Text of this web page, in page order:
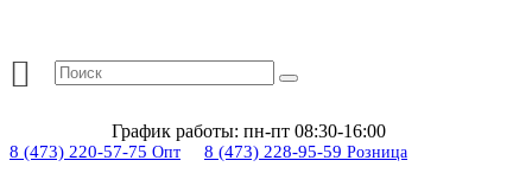
График работы: пн-пт 08:30-16:00
8 (473) 220-57-75 Опт 8 (473) 228-95-59 Розница